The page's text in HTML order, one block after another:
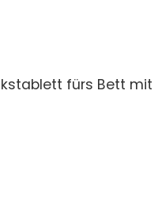
fürs Bett mit